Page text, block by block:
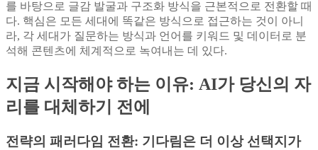
를 바탕으로 글감 발굴과 구조화 방식을 근본적으로 전환할 때
다. 핵심은 모든 세대에 똑같은 방식으로 접근하는 것이 아니
라, 각 세대가 질문하는 방식과 언어를 키워드 및 데이터로 분
석해 콘텐츠에 체계적으로 녹여내는 데 있다.
지금 시작해야 하는 이유: AI가 당신의 자
리를 대체하기 전에
전략의 패러다임 전환: 기다림은 더 이상 선택지가